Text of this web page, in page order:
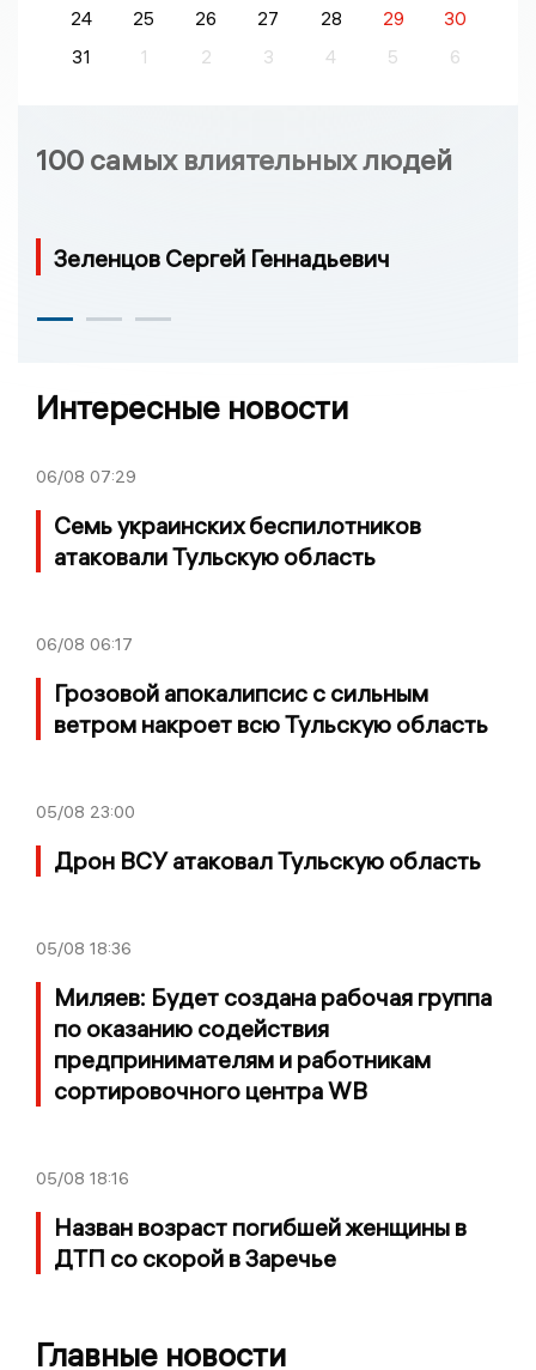
24
25 26 27 28 29
30
31
1 2 3 4 5 6
100 самых влиятельных людей
Зеленцов Сергей Геннадьевич
Интересные новости
06/08 07:29
Семь украинских беспилотников
атаковали Тульскую область
06/08 06:17
Грозовой апокалипсис с сильным
ветром накроет всю Тульскую область
05/08 23:00
Дрон ВСУ атаковал Тульскую область
05/08 18:36
Миляев: Будет создана рабочая группа
по оказанию содействия
предпринимателям и работникам
сортировочного центра WB
05/08 18:16
Назван возраст погибшей женщины в
ДТП со скорой в Заречье
Главные новости